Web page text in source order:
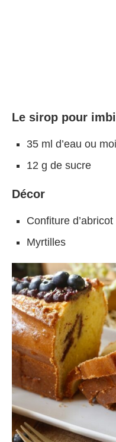
Le sirop pour
35 ml d’eau ou
12 g de sucre
Décor
Confiture
Myrtilles